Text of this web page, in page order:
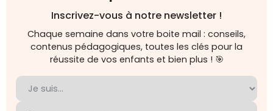
Inscrivez-vous à notre newsletter !
Chaque semaine dans votre boite mail : conseils,
contenus pédagogiques, toutes les clés pour la
réussite de vos enfants et bien plus ! 🎯